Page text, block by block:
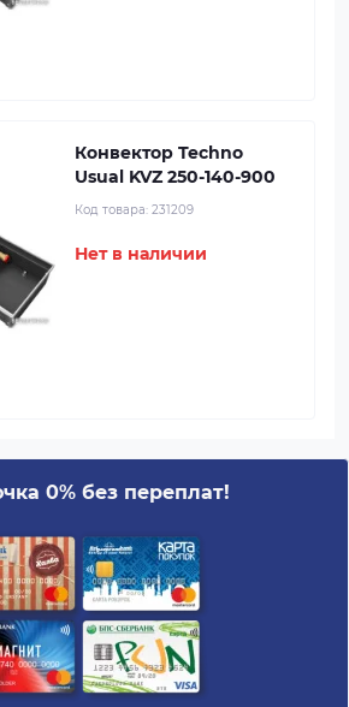
Конвектор Techno
Usual KVZ 250-140-900
Код товара: 231209
Нет в наличии
0% без переплат!